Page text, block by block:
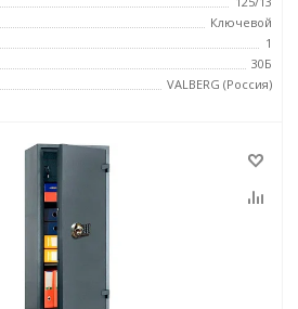
Ключевой
1
30Б
VALBERG (Россия)